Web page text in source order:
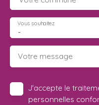
-
Vous souhaitez
Votre message
J'accepte le
personnelles